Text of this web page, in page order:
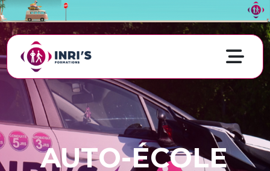
AUTO-ÉCOLE